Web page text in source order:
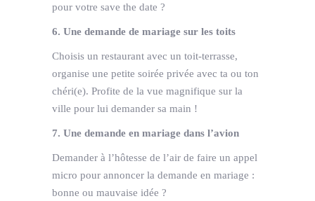
pour votre save the date ?
6. Une demande de mariage sur les toits
Choisis un restaurant avec un toit-terrasse,
organise une petite soirée privée avec ta ou ton
chéri(e). Profite de la vue magnifique sur la
ville pour lui demander sa main !
7. Une demande en mariage dans l’avion
Demander à l’hôtesse de l’air de faire un appel
micro pour annoncer la demande en mariage :
bonne ou mauvaise idée ?